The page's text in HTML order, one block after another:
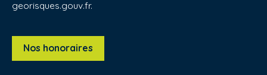
georisques.gouv.fr.
Nos honoraires